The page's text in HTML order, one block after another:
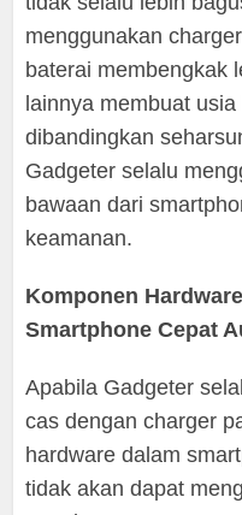
menggunakan
baterai membengkak
lainnya membuat
dibandingkan
Gadgeter selalu
bawaan dari
keamanan.
Komponen
Smartphone Cepat
Apabila Gadgeter
cas dengan charger
hardware dalam
tidak akan dapat